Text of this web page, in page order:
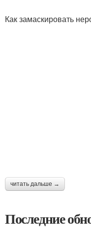
Как замаскировать
читать дальше →
Последние